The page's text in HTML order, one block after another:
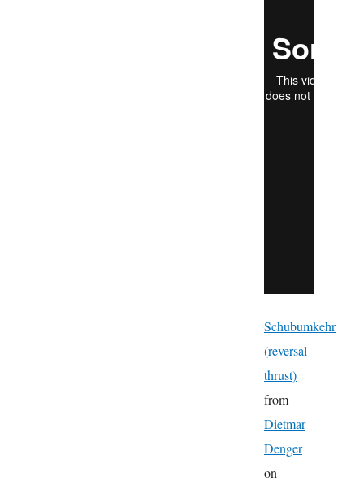
Schubumkehr
(reversal
thrust)
from
Dietmar
Denger
on